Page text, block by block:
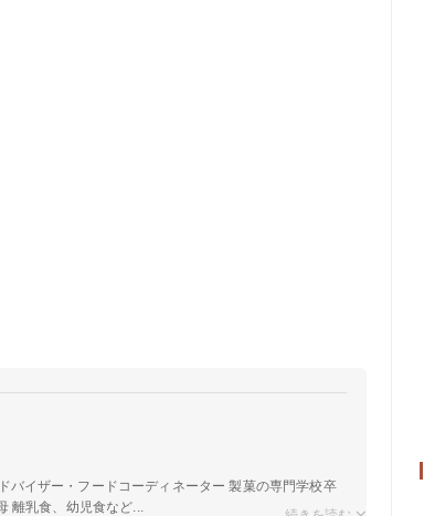
バイザー・フードコーディネーター 製菓の専門学校卒
離乳食、幼児食など...